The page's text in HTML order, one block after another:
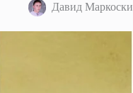
Давид Маркоски